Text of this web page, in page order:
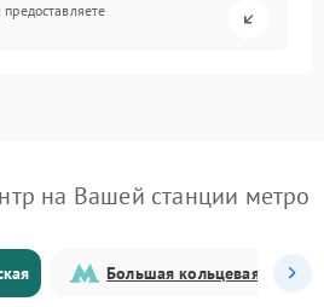
на Вашей станции метро
Большая кольцевая